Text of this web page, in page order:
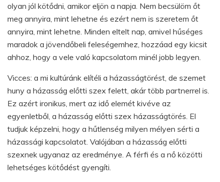
olyan jól kötődni, amikor eljön a napja. Nem becsülöm őt
meg annyira, mint lehetne és ezért nem is szeretem őt
annyira, mint lehetne. Minden eltelt nap, amivel hűséges
maradok a jövendőbeli feleségemhez, hozzáad egy kicsit
ahhoz, hogy a vele való kapcsolatom minél jobb legyen.
Vicces: a mi kultúránk elítéli a házasságtörést, de szemet
huny a házasság előtti szex felett, akár több partnerrel is.
Ez azért ironikus, mert az idő elemét kivéve az
egyenletből, a házasság előtti szex házasságtörés. El
tudjuk képzelni, hogy a hűtlenség milyen mélyen sérti a
házassági kapcsolatot. Valójában a házasság előtti
szexnek ugyanaz az eredménye. A férfi és a nő közötti
lehetséges kötődést gyengíti.